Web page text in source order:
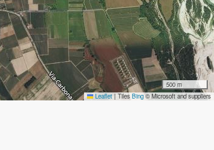
500 m
Leaflet | Tiles Bing© Microsoft and suppliers